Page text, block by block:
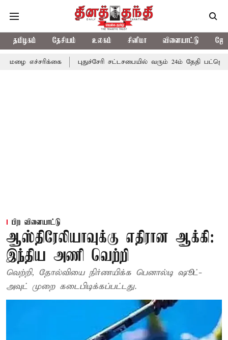
தமிழகம் தேசியம் உலகம் சினிமா விளையாட்டு
புதுச்சேரி சட்டசபையில் வரும் 24ம் தேதி பட்ஜெட் தாக்கல்
பிற விளையாட்டு
ஆஸ்திரேலியாவுக்கு எதிரான ஆக்கி:
இந்திய அணி வெற்றி
வெற்றி, தோல்வியை நிர்ணயிக்க பெனால்டி ஷூட்-
அவுட் முறை கடைபிடிக்கப்பட்டது.